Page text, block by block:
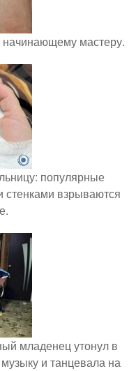
мастеру.
популярные
стенками взрываются
младенец утонул в
и танцевала на